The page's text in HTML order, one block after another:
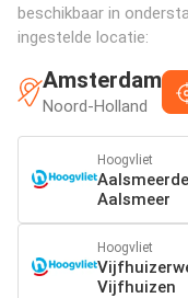
beschikbaar in
ingestelde locatie:
Amsterdam
Noord-Holland
Hoogvliet
Aalsmeer
Hoogvliet
Vijfhuizen